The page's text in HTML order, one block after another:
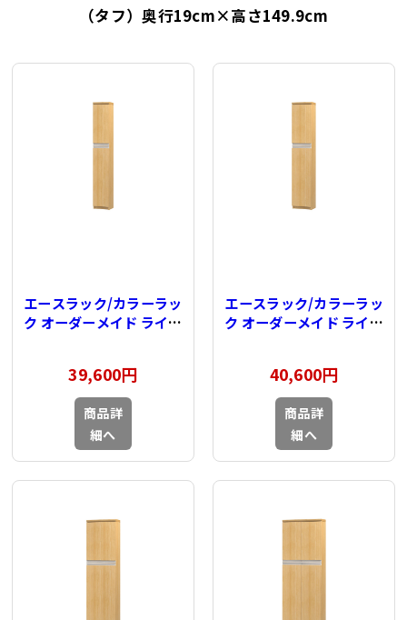
（タフ）奥行19cm×高さ149.9cm
エースラック/カラーラッ
ク オーダーメイド ライン
24cm（タフタイプ）
39,600円
商品詳
細へ
エースラック/カラーラッ
ク オーダーメイド ライン
29cm（タフタイプ）
40,600円
商品詳
細へ